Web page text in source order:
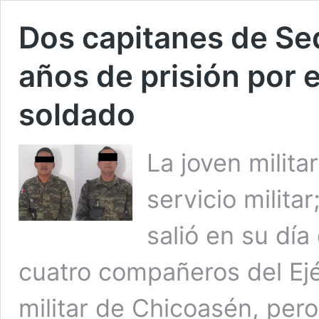
Dos capitanes de
años de prisión por
soldado
La joven
servicio
salió en su
cuatro compañeros del
militar de Chicoasén,